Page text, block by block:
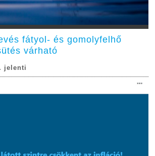
fátyol- és gomolyfelhő
várható
jelenti